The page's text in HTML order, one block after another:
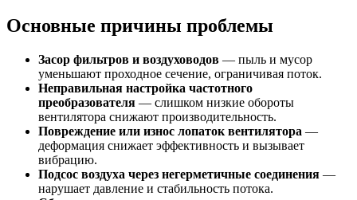
Основные причины проблемы
Засор фильтров и воздуховодов — пыль и мусор
уменьшают проходное сечение, ограничивая поток.
Неправильная настройка частотного
преобразователя — слишком низкие обороты
вентилятора снижают производительность.
Повреждение или износ лопаток вентилятора —
деформация снижает эффективность и вызывает
вибрацию.
Подсос воздуха через негерметичные соединения —
нарушает давление и стабильность потока.